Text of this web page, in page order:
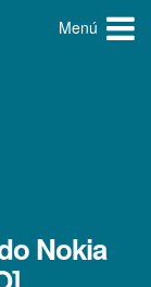
Menú
Nokia